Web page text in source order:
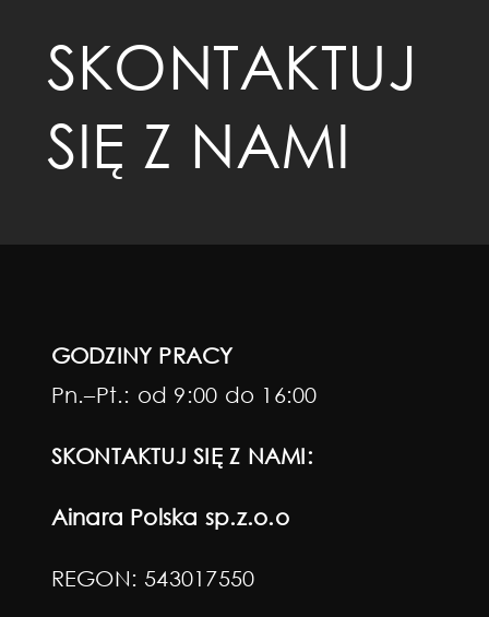
SKONTAKTUJ
SIĘ Z NAMI
GODZINY PRACY
Pn.–Pt.: od 9:00 do 16:00
SKONTAKTUJ SIĘ Z NAMI:
Ainara Polska sp.z.o.o
REGON: 543017550